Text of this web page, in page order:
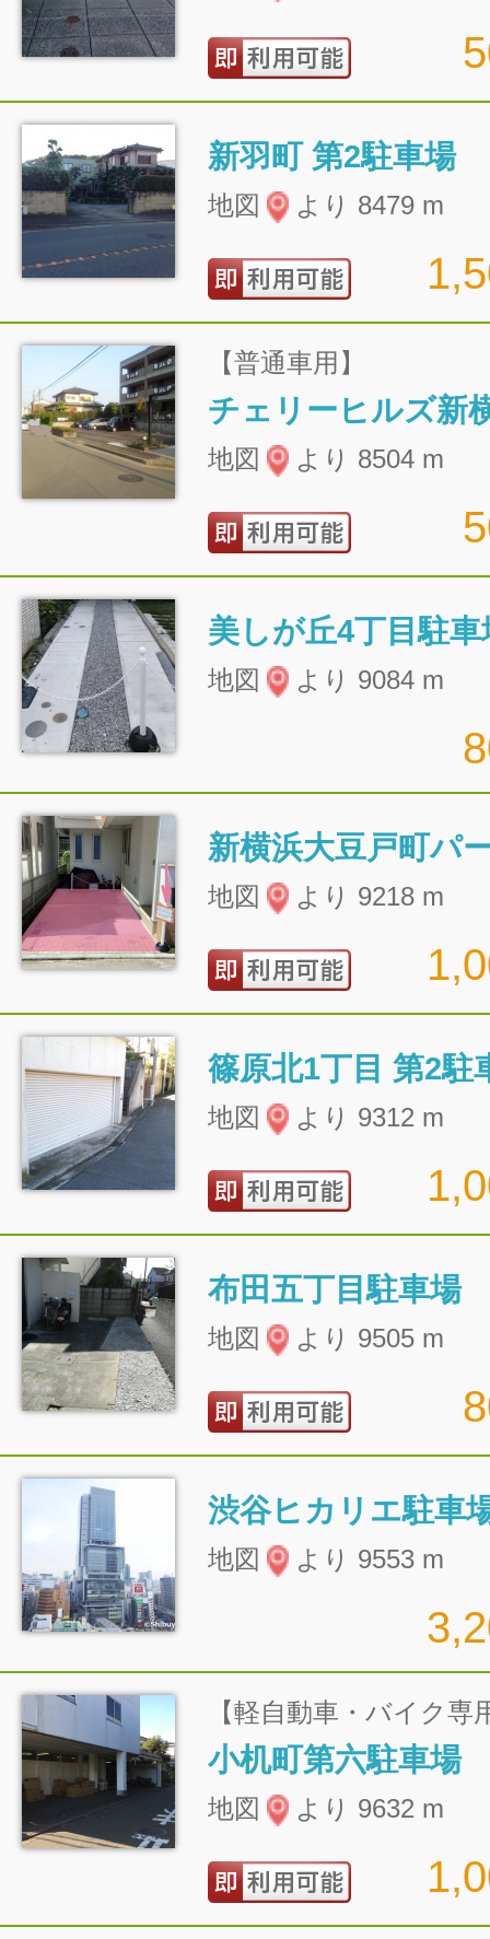
新羽町 第2駐車場
地図 より 8479 m
【普通車用】
チェリーヒルズ新
地図 より 8504 m
美しが丘4丁目駐車
地図 より 9084 m
新横浜大豆戸町パ
地図 より 9218 m
篠原北1丁目 第2駐
地図 より 9312 m
布田五丁目駐車場
地図 より 9505 m
渋谷ヒカリエ駐車
地図 より 9553 m
【軽自動車・バイク専
小机町第六駐車場
地図 より 9632 m